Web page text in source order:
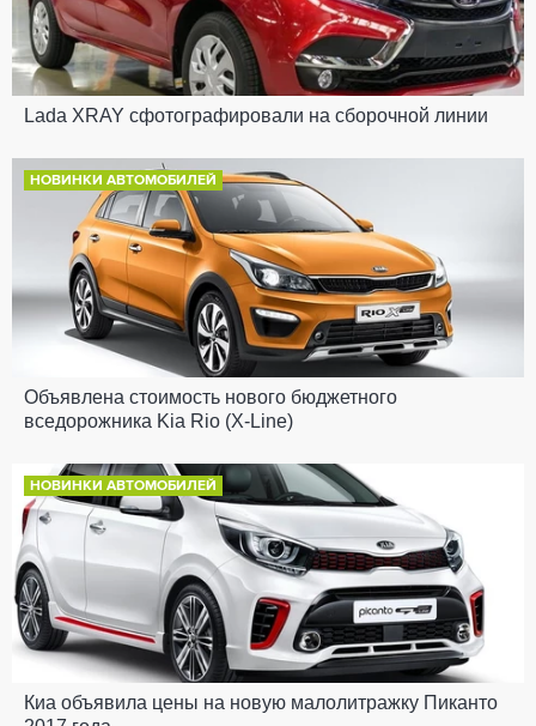
Lada XRAY сфотографировали на сборочной линии
НОВИНКИ АВТОМОБИЛЕЙ
Объявлена стоимость нового бюджетного
вседорожника Kia Rio (X-Line)
НОВИНКИ АВТОМОБИЛЕЙ
Киа объявила цены на новую малолитражку Пиканто